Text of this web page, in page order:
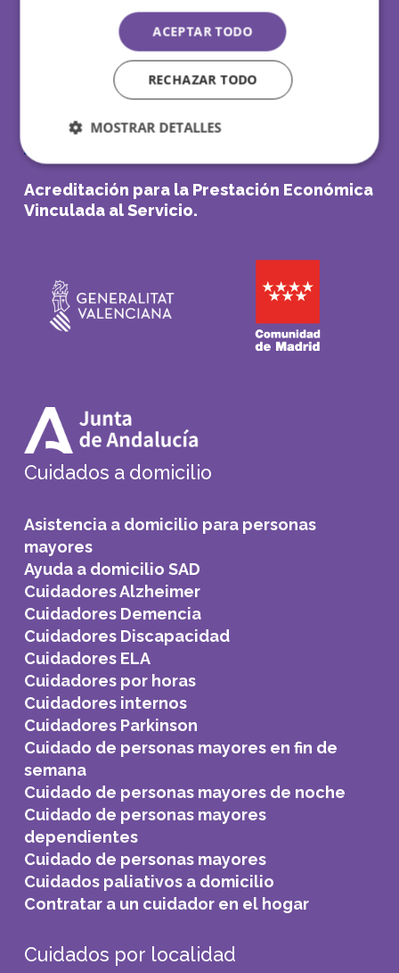
Agencias de colocación autorizadas.
Acreditación para la Prestación Económica
Vinculada al Servicio.
Cuidados a domicilio
Asistencia a domicilio para personas
mayores
Ayuda a domicilio SAD
Cuidadores Alzheimer
Cuidadores Demencia
Cuidadores Discapacidad
Cuidadores ELA
Cuidadores por horas
Cuidadores internos
Cuidadores Parkinson
Cuidado de personas mayores en fin de
semana
Cuidado de personas mayores de noche
Cuidado de personas mayores
dependientes
Cuidado de personas mayores
Cuidados paliativos a domicilio
Contratar a un cuidador en el hogar
Cuidados por localidad
ACEPTAR TODO
RECHAZAR TODO
MOSTRAR DETALLES